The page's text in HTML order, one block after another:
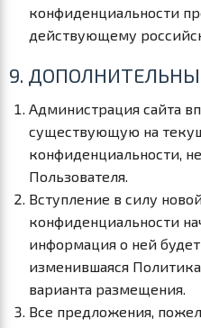
конфиденциальности
действующему
9.
Администрация сайта
существующую на
конфиденциальности,
Пользователя.
Вступление в силу
конфиденциальности
информация о ней
изменившаяся
варианта размещения.
Все предложения,